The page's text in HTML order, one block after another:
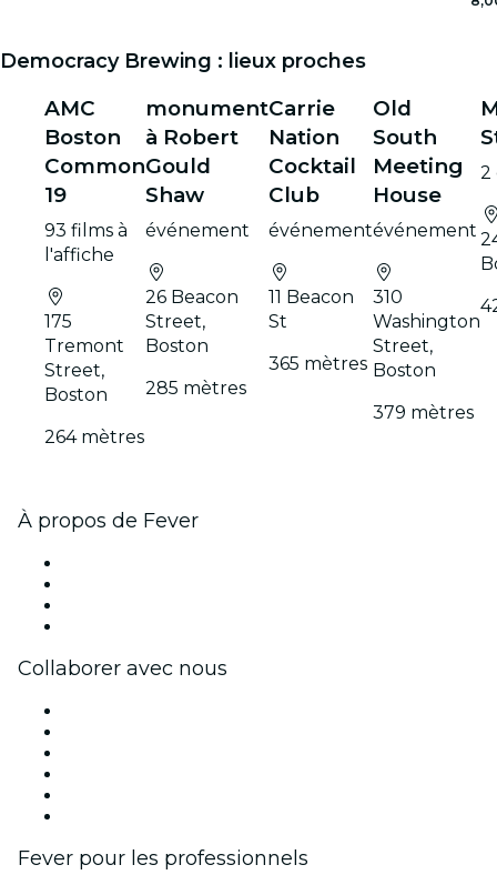
Democracy Brewing : lieux proches
AMC
Boston
Common
19
93 films à
l'affiche
175
Tremont
Street,
Boston
264 mètres
monument
à Robert
Gould
Shaw
événement
26 Beacon
Street,
Boston
285 mètres
Carrie
Nation
Cocktail
Club
événement
11 Beacon
St
365 mètres
Old
South
Meeting
House
événement
310
Washington
Street,
Boston
379 mètres
2
À propos de Fever
Collaborer avec nous
Fever pour les professionnels